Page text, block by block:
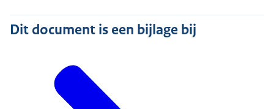
Dit document is een bijlage bij